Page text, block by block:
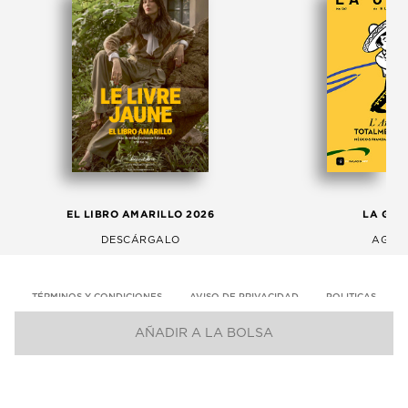
AÑADIR A LA BOLSA
EL LIBRO AMARILLO 2026
DESCÁRGALO
LA
TÉRMINOS Y CONDICIONES AVISO DE PRIVACIDAD POLITICAS